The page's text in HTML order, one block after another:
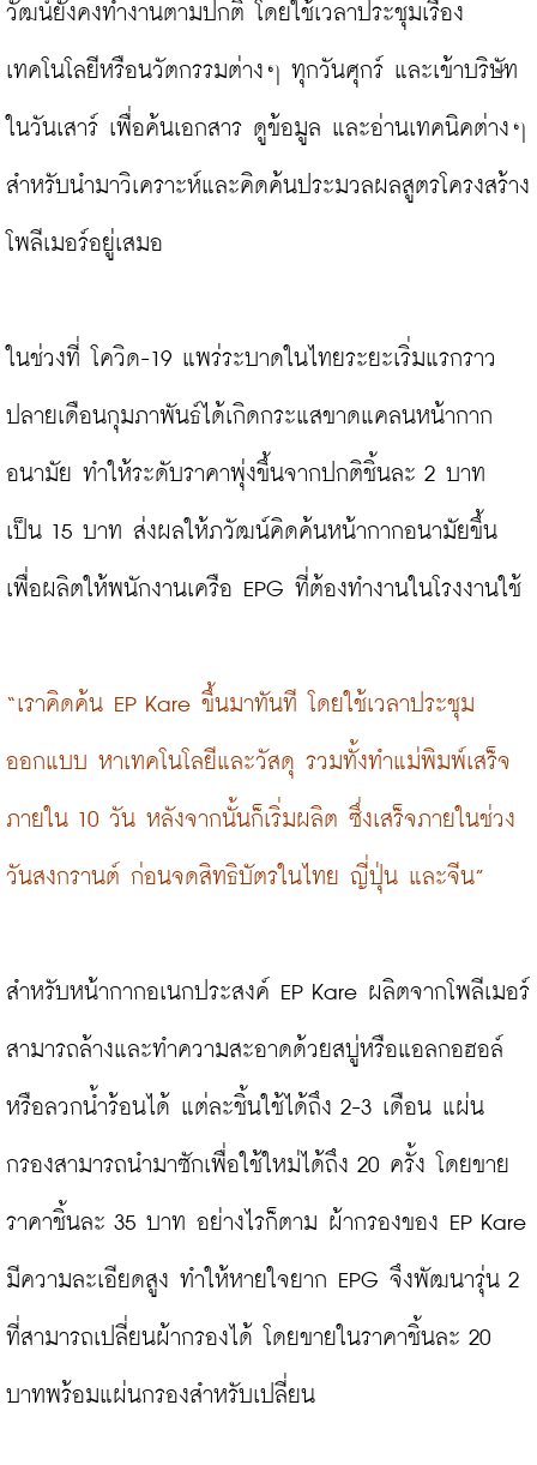
วัฒน์ยังคงทำงานตามปกติ โดยใช้เวลาประชุมเรื่อง
เทคโนโลยีหรือนวัตกรรมต่างๆ ทุกวันศุกร์ และเข้าบริษัท
ในวันเสาร์ เพื่อค้นเอกสาร ดูข้อมูล และอ่านเทคนิคต่างๆ
สำหรับนำมาวิเคราะห์และคิดค้นประมวลผลสูตรโครงสร้าง
โพลีเมอร์อยู่เสมอ
ในช่วงที่ โควิด-19 แพร่ระบาดในไทยระยะเริ่มแรกราว
ปลายเดือนกุมภาพันธ์ได้เกิดกระแสขาดแคลนหน้ากาก
อนามัย ทำให้ระดับราคาพุ่งขึ้นจากปกติชิ้นละ 2 บาท
เป็น 15 บาท ส่งผลให้ภวัฒน์คิดค้นหน้ากากอนามัยขึ้น
เพื่อผลิตให้พนักงานเครือ EPG ที่ต้องทำงานในโรงงานใช้
“เราคิดค้น EP Kare ขึ้นมาทันที โดยใช้เวลาประชุม
ออกแบบ หาเทคโนโลยีและวัสดุ รวมทั้งทำแม่พิมพ์เสร็จ
ภายใน 10 วัน หลังจากนั้นก็เริ่มผลิต ซึ่งเสร็จภายในช่วง
วันสงกรานต์ ก่อนจดสิทธิบัตรในไทย ญี่ปุ่น และจีน”
สำหรับหน้ากากอเนกประสงค์ EP Kare ผลิตจากโพลีเมอร์
สามารถล้างและทำความสะอาดด้วยสบู่หรือแอลกอฮอล์
หรือลวกน้ำร้อนได้ แต่ละชิ้นใช้ได้ถึง 2-3 เดือน แผ่น
กรองสามารถนำมาซักเพื่อใช้ใหม่ได้ถึง 20 ครั้ง โดยขาย
ราคาชิ้นละ 35 บาท อย่างไรก็ตาม ผ้ากรองของ EP Kare
มีความละเอียดสูง ทำให้หายใจยาก EPG จึงพัฒนารุ่น 2
ที่สามารถเปลี่ยนผ้ากรองได้ โดยขายในราคาชิ้นละ 20
บาทพร้อมแผ่นกรองสำหรับเปลี่ยน